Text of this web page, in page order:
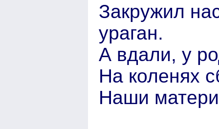
Закружил
ураган.
А вдали, у
На коленях
Наши